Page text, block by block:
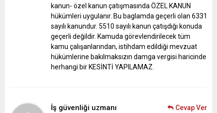
kanun- özel kanun çatışmasında ÖZEL KANUN
hükümleri uygulanır. Bu baglamda geçerli olan 6331
sayılı kanundur. 5510 sayılı kanun çatışdığı konuda
geçerli değildir. Kamuda görevlendirilecek tüm
kamu çalışanlarından, istihdam edildiği mevzuat
hükümlerine bakılmaksızın damga vergisi haricinde
herhangi bir KESİNTİ YAPILAMAZ.
İş güvenliği uzmanı Cevap Ver